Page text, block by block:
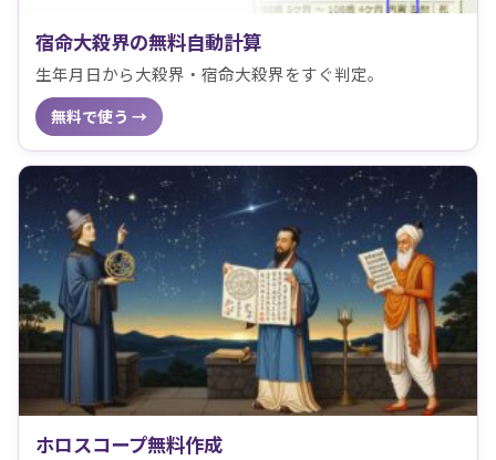
宿命大殺界の無料自動計算
生年月日から大殺界・宿命大殺界をすぐ判定。
無料で使う →
ホロスコープ無料作成